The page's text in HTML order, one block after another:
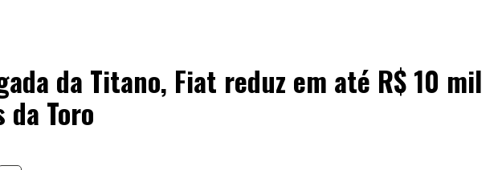
da Titano, Fiat reduz em até R$ 10 mil
da Toro